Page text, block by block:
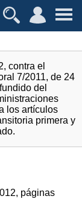
contra el
7/2011, de 24
del
los artículos
primera y
páginas